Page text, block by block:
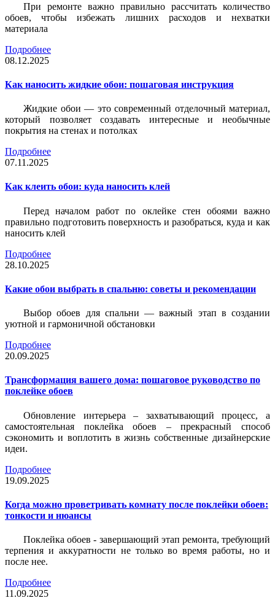
При ремонте важно правильно рассчитать количество
обоев, чтобы избежать лишних расходов и нехватки
материала
Подробнее
08.12.2025
Как наносить жидкие обои: пошаговая инструкция
Жидкие обои — это современный отделочный материал,
который позволяет создавать интересные и необычные
покрытия на стенах и потолках
Подробнее
07.11.2025
Как клеить обои: куда наносить клей
Перед началом работ по оклейке стен обоями важно
правильно подготовить поверхность и разобраться, куда и как
наносить клей
Подробнее
28.10.2025
Какие обои выбрать в спальню: советы и рекомендации
Выбор обоев для спальни — важный этап в создании
уютной и гармоничной обстановки
Подробнее
20.09.2025
Трансформация вашего дома: пошаговое руководство по
поклейке обоев
Обновление интерьера – захватывающий процесс, а
самостоятельная поклейка обоев – прекрасный способ
сэкономить и воплотить в жизнь собственные дизайнерские
идеи.
Подробнее
19.09.2025
Когда можно проветривать комнату после поклейки обоев:
тонкости и нюансы
Поклейка обоев - завершающий этап ремонта, требующий
терпения и аккуратности не только во время работы, но и
после нее.
Подробнее
11.09.2025